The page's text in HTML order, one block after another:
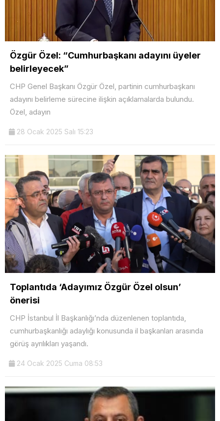
Özgür Özel: “Cumhurbaşkanı adayını üyeler
belirleyecek”
CHP Genel Başkanı Özgür Özel, partinin cumhurbaşkanı
adayını belirleme sürecine ilişkin açıklamalarda bulundu.
Özel, adayın
28 Ocak 2025 Salı 15:23
Toplantıda ‘Adayımız Özgür Özel olsun’
önerisi
CHP İstanbul İl Başkanlığı’nda düzenlenen toplantıda,
cumhurbaşkanlığı adaylığı konusunda il başkanları arasında
görüş ayrılıkları yaşandı.
24 Ocak 2025 Cuma 08:53